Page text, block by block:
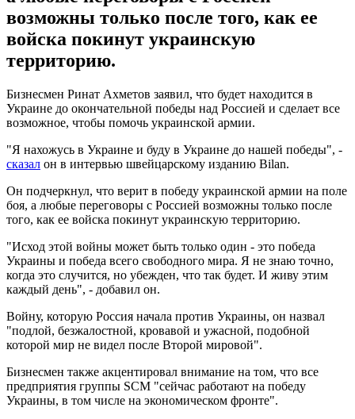
возможны только после того, как ее
войска покинут украинскую
территорию.
Бизнесмен Ринат Ахметов заявил, что будет находится в
Украине до окончательной победы над Россией и сделает все
возможное, чтобы помочь украинской армии.
"Я нахожусь в Украине и буду в Украине до нашей победы", -
сказал он в интервью швейцарскому изданию Bilan.
Он подчеркнул, что верит в победу украинской армии на поле
боя, а любые переговоры с Россией возможны только после
того, как ее войска покинут украинскую территорию.
"Исход этой войны может быть только один - это победа
Украины и победа всего свободного мира. Я не знаю точно,
когда это случится, но убежден, что так будет. И живу этим
каждый день", - добавил он.
Войну, которую Россия начала против Украины, он назвал
"подлой, безжалостной, кровавой и ужасной, подобной
которой мир не видел после Второй мировой".
Бизнесмен также акцентировал внимание на том, что все
предприятия группы SCM "сейчас работают на победу
Украины, в том числе на экономическом фронте".